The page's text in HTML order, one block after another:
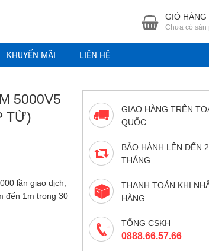
GIỎ HÀNG
Chưa có sản
KHUYẾN MÃI LIÊN HỆ
5000V5
TỪ)
lần giao dịch,
đến 1m trong 30
GIAO HÀNG TRÊN
QUỐC
BẢO HÀNH LÊN ĐẾN
THÁNG
THANH TOÁN KHI
HÀNG
TỔNG CSKH
0888.66.57.66